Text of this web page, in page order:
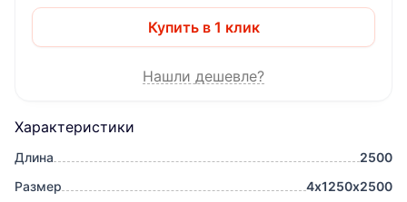
Характеристики
Длина
2500
Размер
4х1250х2500
Купить в 1 клик
Нашли дешевле?